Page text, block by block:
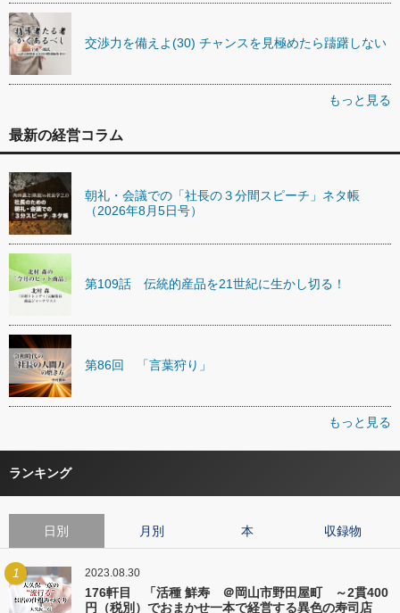
交渉力を備えよ(30) チャンスを見極めたら躊躇しない
もっと見る
最新の経営コラム
朝礼・会議での「社長の３分間スピーチ」ネタ帳
（2026年8月5日号）
第109話 伝統的産品を21世紀に生かし切る！
第86回 「言葉狩り」
もっと見る
ランキング
日別 月別 本 収録物
1 2023.08.30
176軒目 「活種 鮮寿 ＠岡山市野田屋町 ～2貫400
円（税別）でおまかせ一本で経営する異色の寿司店